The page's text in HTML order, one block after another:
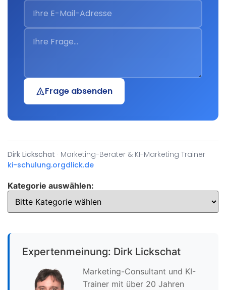
Frage absenden
Dirk Lickschat · Marketing-Berater & KI-Marketing Trainer
ki-schulung.orgdlick.de
Kategorie auswählen:
Expertenmeinung: Dirk Lickschat
Marketing-Consultant und KI-
Trainer mit über 20 Jahren